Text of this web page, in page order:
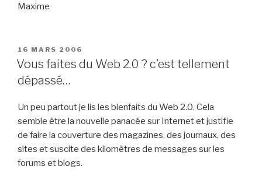
Maxime
PUBLIÉ
LE
16 MARS 2006
Vous faites du Web 2.0 ? c’est tellement
dépassé…
Un peu partout je lis les bienfaits du Web 2.0. Cela
semble être la nouvelle panacée sur Internet et justifie
de faire la couverture des magazines, des journaux, des
sites et suscite des kilomètres de messages sur les
forums et blogs.